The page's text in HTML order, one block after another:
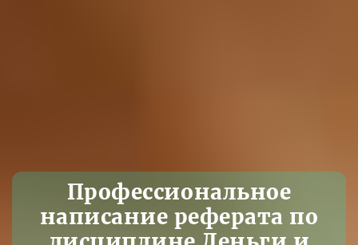
Профессиональное
написание реферата по